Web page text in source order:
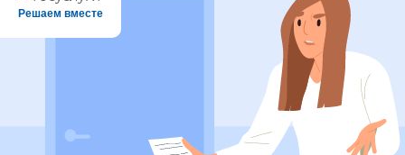
Решаем вместе